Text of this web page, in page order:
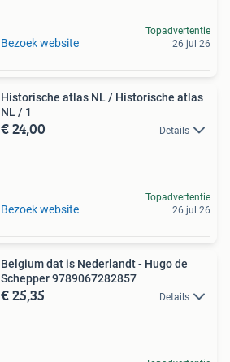
Bezoek website
Topadvertentie
26 jul 26
Historische atlas NL / Historische atlas
NL / 1
€ 24,00 Details
Bezoek website
Topadvertentie
26 jul 26
Belgium dat is Nederlandt - Hugo de
Schepper 9789067282857
€ 25,35 Details